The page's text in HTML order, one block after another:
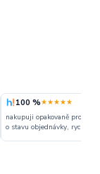
100 %★★★★★
nakupuji opakovaně pro
o stavu objednávky, rychlost